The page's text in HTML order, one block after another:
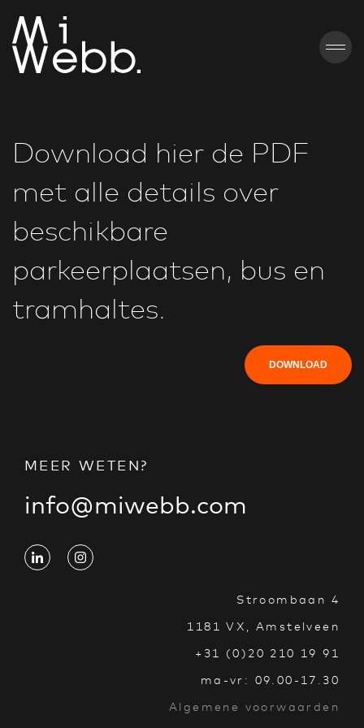
Download hier de PDF
met alle details over
beschikbare
parkeerplaatsen, bus en
tramhaltes.
DOWNLOAD
MEER WETEN?
info@miwebb.com
Stroombaan 4
1181 VX, Amstelveen
+31 (0)20 210 19 91
ma-vr: 09.00-17.30
Algemene voorwaarden